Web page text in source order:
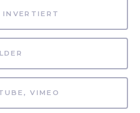
VIMEO